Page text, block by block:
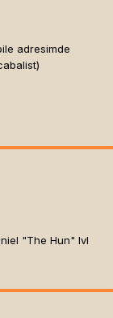
adresimde
"The Hun" lvl